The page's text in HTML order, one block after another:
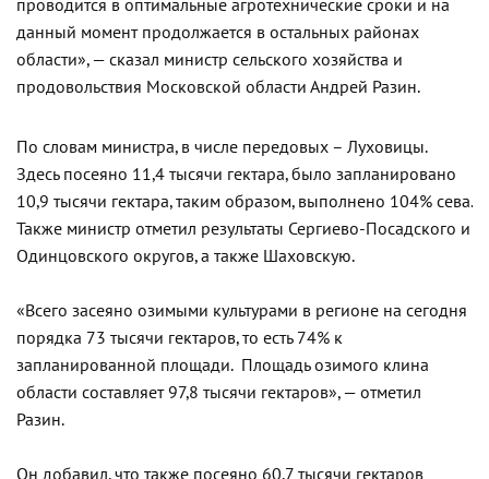
проводится в оптимальные агротехнические сроки и на
данный момент продолжается в остальных районах
области», — сказал министр сельского хозяйства и
продовольствия Московской области Андрей Разин.
По словам министра, в числе передовых – Луховицы.
Здесь посеяно 11,4 тысячи гектара, было запланировано
10,9 тысячи гектара, таким образом, выполнено 104% сева.
Также министр отметил результаты Сергиево-Посадского и
Одинцовского округов, а также Шаховскую.
«Всего засеяно озимыми культурами в регионе на сегодня
порядка 73 тысячи гектаров, то есть 74% к
запланированной площади. Площадь озимого клина
области составляет 97,8 тысячи гектаров», — отметил
Разин.
Он добавил, что также посеяно 60,7 тысячи гектаров